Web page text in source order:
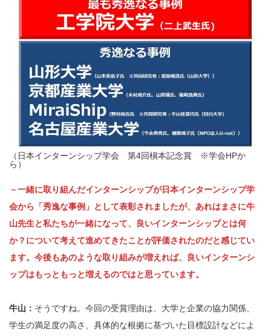
（日本インターンシップ学会 第4回槇本記念賞 ※学会HPか
ら）
－一緒に取り組んだインターンシップが日本インターンシップ学
会から「秀逸な事例」として表彰されましたが、あれはまさに牛
山先生と私たちが一緒になって、良いインターンシップとは何
か？について考えて進めてきたことが評価されたのだと感じてい
ます。今後もあのような取り組みが増えれば、良いインターンシ
ップはもっともっと増えるのではと思っています。
牛山： そうですね。今回の受賞理由は、大学と企業の協力関係、
学生の満足度の高さ、具体的な根拠に基づいた目標設計などによ